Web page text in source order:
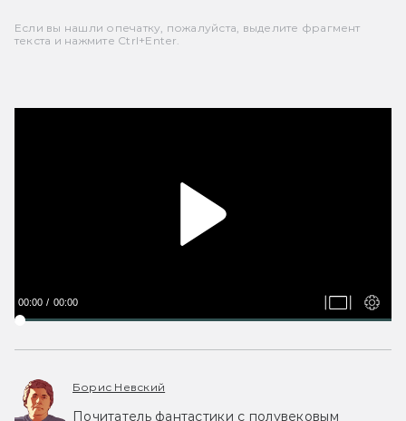
Если вы нашли опечатку, пожалуйста, выделите фрагмент
текста и нажмите Ctrl+Enter.
00:00 00:00
Борис Невский
Почитатель фантастики с полувековым